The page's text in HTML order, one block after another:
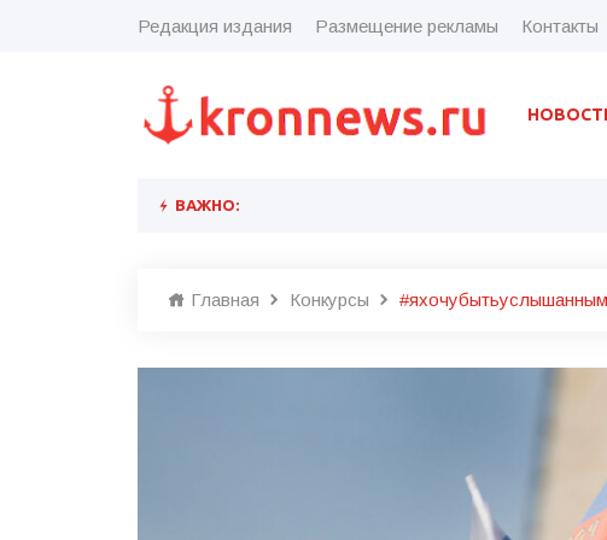
Редакция издания Размещение рекламы Контакты
ВАЖНО:
Главная Конкурсы #яхочубытьуслышанным